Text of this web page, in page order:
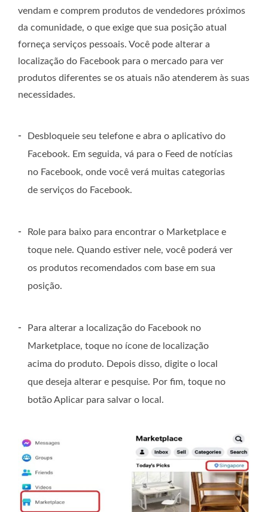
vendam e comprem produtos de vendedores próximos
da comunidade, o que exige que sua posição atual
forneça serviços pessoais. Você pode alterar a
localização do Facebook para o mercado para ver
produtos diferentes se os atuais não atenderem às suas
necessidades.
-
Desbloqueie seu telefone e abra o aplicativo do
Facebook. Em seguida, vá para o Feed de notícias
no Facebook, onde você verá muitas categorias
de serviços do Facebook.
-
Role para baixo para encontrar o Marketplace e
toque nele. Quando estiver nele, você poderá ver
os produtos recomendados com base em sua
posição.
-
Para alterar a localização do Facebook no
Marketplace, toque no ícone de localização
acima do produto. Depois disso, digite o local
que deseja alterar e pesquise. Por fim, toque no
botão Aplicar para salvar o local.